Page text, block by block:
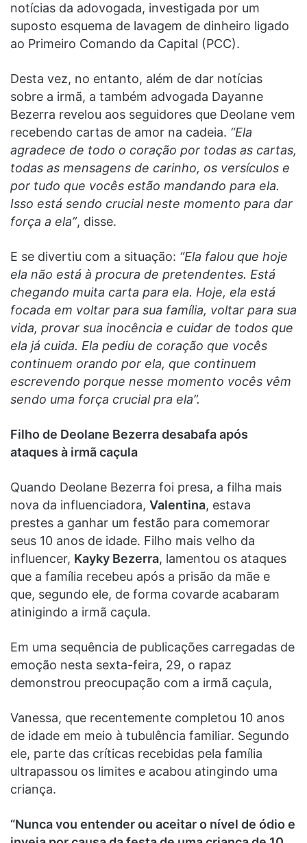
notícias da adovogada, investigada por um
suposto esquema de lavagem de dinheiro ligado
ao Primeiro Comando da Capital (PCC).
Desta vez, no entanto, além de dar notícias
sobre a irmã, a também advogada Dayanne
Bezerra revelou aos seguidores que Deolane vem
recebendo cartas de amor na cadeia. “Ela
agradece de todo o coração por todas as cartas,
todas as mensagens de carinho, os versículos e
por tudo que vocês estão mandando para ela.
Isso está sendo crucial neste momento para dar
força a ela”, disse.
E se divertiu com a situação: “Ela falou que hoje
ela não está à procura de pretendentes. Está
chegando muita carta para ela. Hoje, ela está
focada em voltar para sua família, voltar para sua
vida, provar sua inocência e cuidar de todos que
ela já cuida. Ela pediu de coração que vocês
continuem orando por ela, que continuem
escrevendo porque nesse momento vocês vêm
sendo uma força crucial pra ela”.
Filho de Deolane Bezerra desabafa após
ataques à irmã caçula
Quando Deolane Bezerra foi presa, a filha mais
nova da influenciadora, Valentina, estava
prestes a ganhar um festão para comemorar
seus 10 anos de idade. Filho mais velho da
influencer, Kayky Bezerra, lamentou os ataques
que a família recebeu após a prisão da mãe e
que, segundo ele, de forma covarde acabaram
atinigindo a irmã caçula.
Em uma sequência de publicações carregadas de
emoção nesta sexta-feira, 29, o rapaz
demonstrou preocupação com a irmã caçula,
Vanessa, que recentemente completou 10 anos
de idade em meio à tubulência familiar. Segundo
ele, parte das críticas recebidas pela família
ultrapassou os limites e acabou atingindo uma
criança.
“Nunca vou entender ou aceitar o nível de ódio e